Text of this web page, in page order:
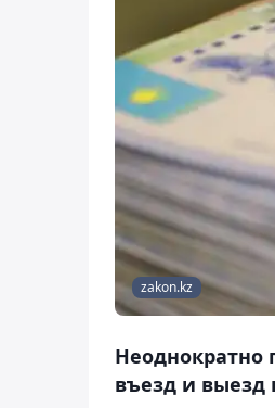
zakon.kz
Неоднократно
въезд и выезд